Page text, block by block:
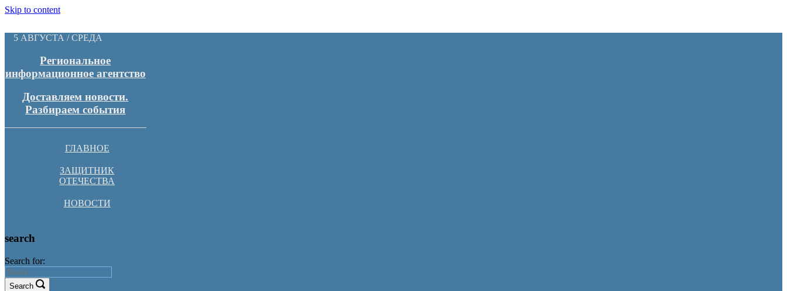
Skip to content
5 АВГУСТА / СРЕДА
Региональное
информационное агентство
Доставляем новости.
Разбираем события
ГЛАВНОЕ
ЗАЩИТНИК
ОТЕЧЕСТВА
НОВОСТИ
search
Search for:
Search